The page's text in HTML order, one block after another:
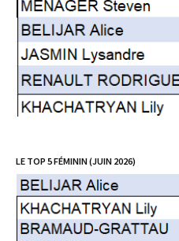
LE TOP 5 FÉMININ (JUIN 2026)